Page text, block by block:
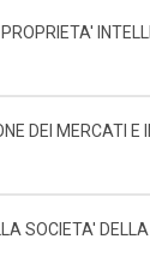
DEI MERCATI E
SOCIETA'